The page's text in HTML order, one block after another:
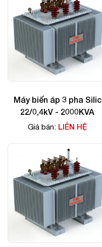
Máy biến áp 3 pha Silic
22/0,4kV - 2000KVA
Giá bán: LIÊN HỆ